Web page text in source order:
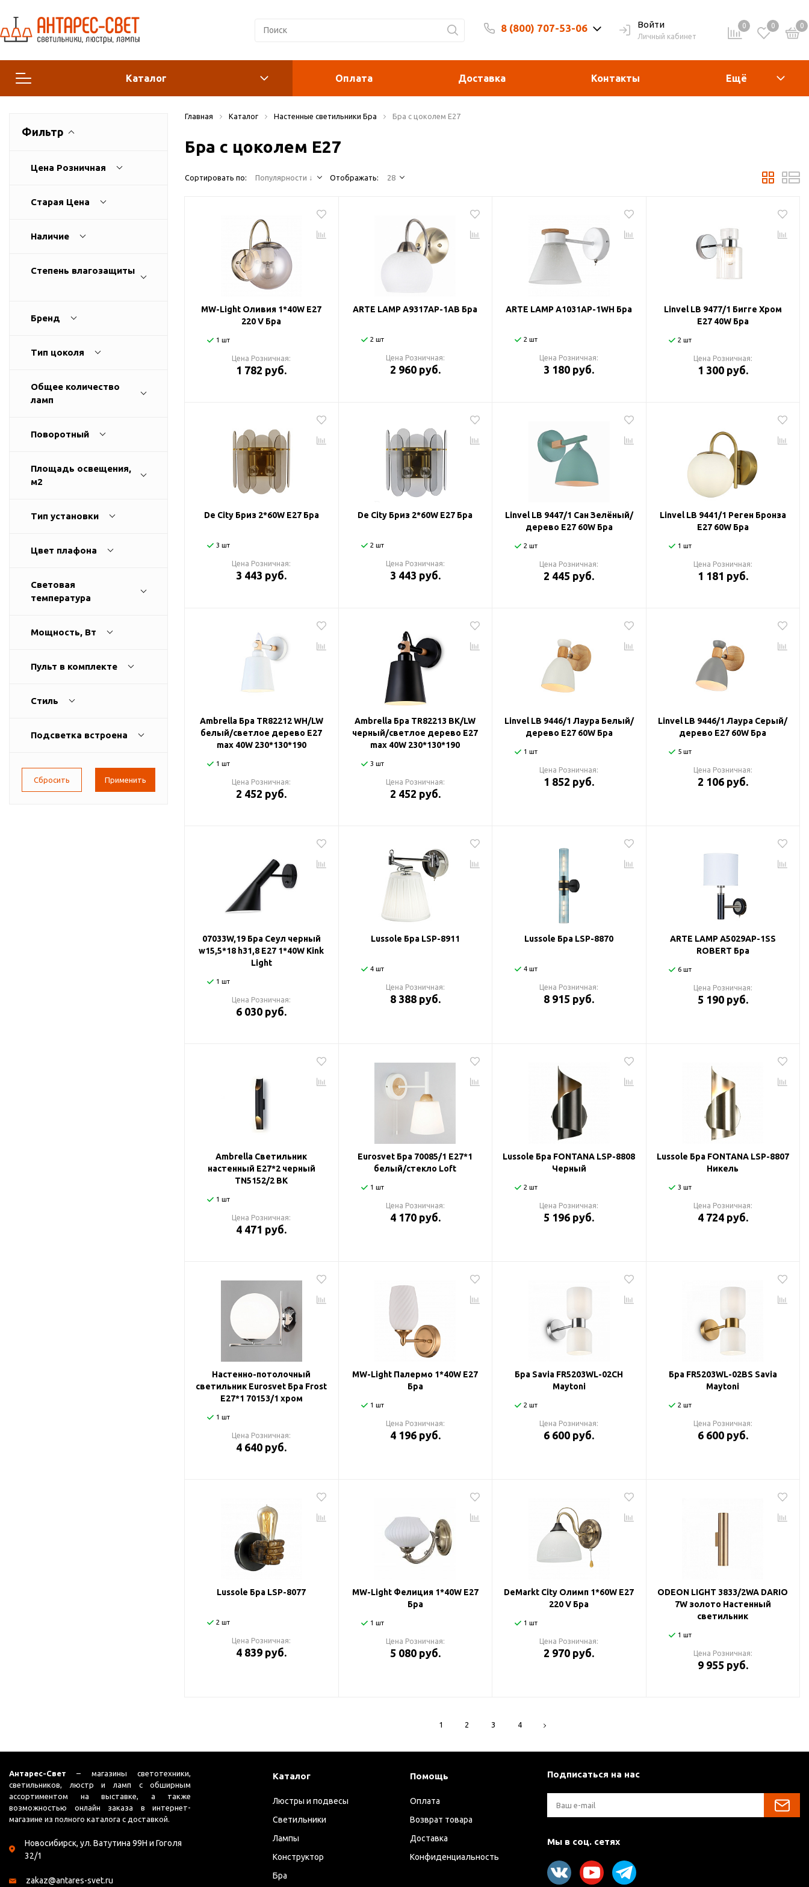
8 (800) 707-53-06 Войти
Личный кабинет
0 0 0
Каталог
Конструктор
Бра
Споты
Электрика
Гирлянды
Комплектующие
Оплата Доставка Контакты Ещё
Фильтр
Цена Розничная
Старая Цена
Наличие
Степень влагозащиты
Бренд
Тип цоколя
Общее количество
ламп
Поворотный
Площадь освещения,
м2
Тип установки
Цвет плафона
Световая
температура
Мощность, Вт
Пульт в комплекте
Стиль
Подсветка встроена
Главная Каталог Настенные светильники Бра Бра с цоколем E27
Бра с цоколем E27
Сортировать по: Популярности ↓ Отображать: 28
MW-Light Оливия 1*40W E27
220 V Бра
1 шт
Цена Розничная:
1 782 руб.
ARTE LAMP A9317AP-1AB Бра
2 шт
Цена Розничная:
2 960 руб.
ARTE LAMP A1031AP-1WH Бра
2 шт
Цена Розничная:
3 180 руб.
Linvel LB 9477/1 Бигге Хром
Е27 40W Бра
2 шт
Цена Розничная:
1 300 руб.
De City Бриз 2*60W E27 Бра
3 шт
Цена Розничная:
3 443 руб.
De City Бриз 2*60W E27 Бра
2 шт
Цена Розничная:
3 443 руб.
Linvel LB 9447/1 Сан Зелёный/
дерево Е27 60W Бра
2 шт
Цена Розничная:
2 445 руб.
Linvel LB 9441/1 Реген Бронза
Е27 60W Бра
1 шт
Цена Розничная:
1 181 руб.
Ambrella Бра TR82212 WH/LW
белый/светлое дерево E27
max 40W 230*130*190
1 шт
Цена Розничная:
2 452 руб.
Ambrella Бра TR82213 BK/LW
черный/светлое дерево E27
max 40W 230*130*190
3 шт
Цена Розничная:
2 452 руб.
Linvel LB 9446/1 Лаура Белый/
дерево Е27 60W Бра
1 шт
Цена Розничная:
1 852 руб.
Linvel LB 9446/1 Лаура Серый/
дерево Е27 60W Бра
5 шт
Цена Розничная:
2 106 руб.
07033W,19 Бра Сеул черный
w15,5*18 h31,8 E27 1*40W Kink
Light
1 шт
Цена Розничная:
6 030 руб.
Lussole Бра LSP-8911
4 шт
Цена Розничная:
8 388 руб.
Lussole Бра LSP-8870
4 шт
Цена Розничная:
8 915 руб.
ARTE LAMP A5029AP-1SS
ROBERT Бра
6 шт
Цена Розничная:
5 190 руб.
Ambrella Светильник
настенный E27*2 черный
TN5152/2 BK
1 шт
Цена Розничная:
4 471 руб.
Eurosvet Бра 70085/1 E27*1
белый/стекло Loft
1 шт
Цена Розничная:
4 170 руб.
Lussole Бра FONTANA LSP-8808
Черный
2 шт
Цена Розничная:
5 196 руб.
Lussole Бра FONTANA LSP-8807
Никель
3 шт
Цена Розничная:
4 724 руб.
Настенно-потолочный
светильник Eurosvet Бра Frost
E27*1 70153/1 хром
1 шт
Цена Розничная:
4 640 руб.
MW-Light Палермо 1*40W E27
Бра
1 шт
Цена Розничная:
4 196 руб.
Бра Savia FR5203WL-02CH
Maytoni
2 шт
Цена Розничная:
6 600 руб.
Бра FR5203WL-02BS Savia
Maytoni
2 шт
Цена Розничная:
6 600 руб.
Lussole Бра LSP-8077
2 шт
Цена Розничная:
4 839 руб.
MW-Light Фелиция 1*40W E27
Бра
1 шт
Цена Розничная:
5 080 руб.
DeMarkt City Олимп 1*60W E27
220 V Бра
1 шт
Цена Розничная:
2 970 руб.
ODEON LIGHT 3833/2WA DARIO
7W золото Настенный
светильник
1 шт
Цена Розничная:
9 955 руб.
1 2 3 4
Антарес-Свет – магазины светотехники,
светильников, люстр и ламп с обширным
ассортиментом на выставке, а также
возможностью онлайн заказа в интернет-
магазине из полного каталога с доставкой.
Новосибирск, ул. Ватутина 99Н и Гоголя
32/1
zakaz@antares-svet.ru
Каталог
Люстры и подвесы
Светильники
Лампы
Конструктор
Бра
Помощь
Оплата
Возврат товара
Доставка
Конфиденциальность
Подписаться на нас
Мы в соц. сетях